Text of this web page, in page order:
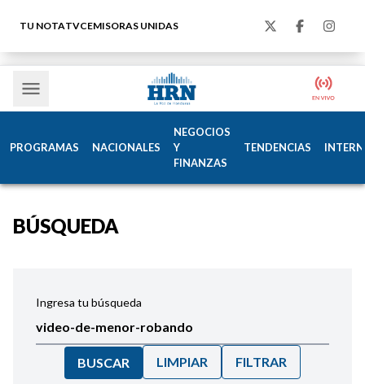
TU NOTATVCEMISORAS UNIDAS
PROGRAMAS NACIONALES
NEGOCIOS
Y
FINANZAS
TENDENCIAS
BÚSQUEDA
Ingresa tu búsqueda
BUSCAR LIMPIAR FILTRAR